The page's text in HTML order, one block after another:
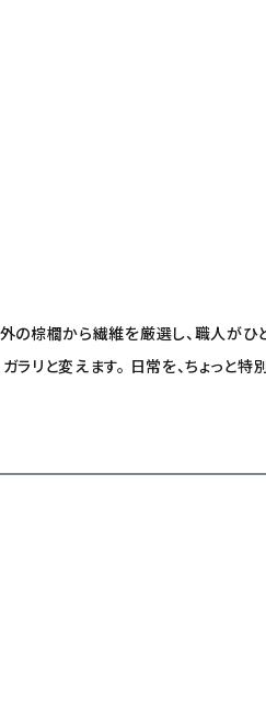
棕櫚から繊維を厳選し、職人が
リと変えます。 日常を、ちょっと